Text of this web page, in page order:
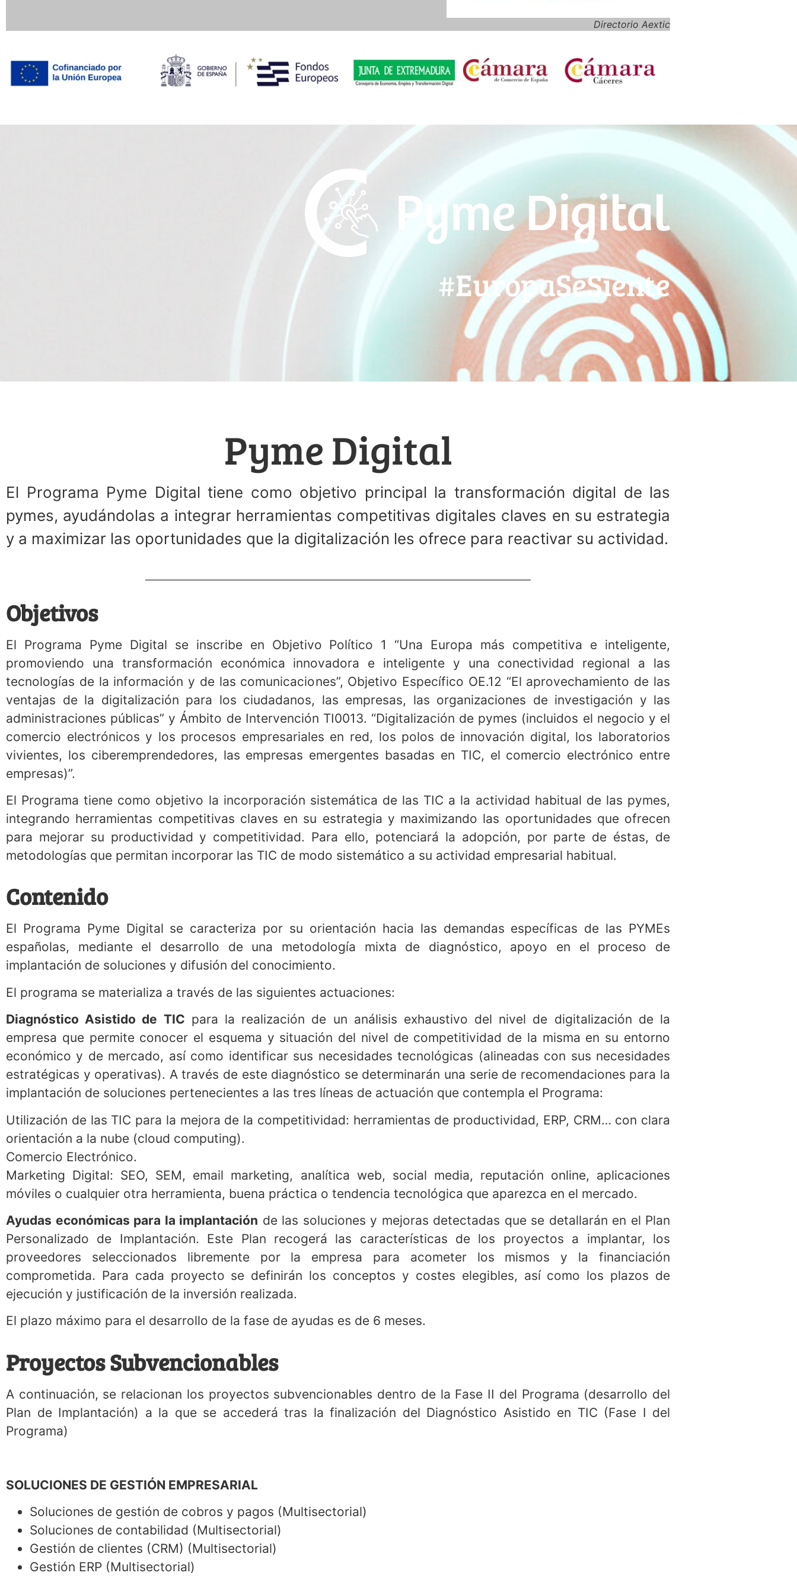
#EuropaSeSiente
Pyme Digital
El Programa Pyme Digital tiene como objetivo principal la transformación digital de las
pymes, ayudándolas a integrar herramientas competitivas digitales claves en su estrategia
y a maximizar las oportunidades que la digitalización les ofrece para reactivar su actividad.
Objetivos
El Programa Pyme Digital se inscribe en Objetivo Político 1 “Una Europa más competitiva e inteligente,
promoviendo una transformación económica innovadora e inteligente y una conectividad regional a las
tecnologías de la información y de las comunicaciones”, Objetivo Específico OE.12 “El aprovechamiento de las
ventajas de la digitalización para los ciudadanos, las empresas, las organizaciones de investigación y las
administraciones públicas” y Ámbito de Intervención TI0013. “Digitalización de pymes (incluidos el negocio y el
comercio electrónicos y los procesos empresariales en red, los polos de innovación digital, los laboratorios
vivientes, los ciberemprendedores, las empresas emergentes basadas en TIC, el comercio electrónico entre
El Programa tiene como objetivo la incorporación sistemática de las TIC a la actividad habitual de las pymes,
integrando herramientas competitivas claves en su estrategia y maximizando las oportunidades que ofrecen
para mejorar su productividad y competitividad. Para ello, potenciará la adopción, por parte de éstas, de
Contenido
El Programa Pyme Digital se caracteriza por su orientación hacia las demandas específicas de las PYMEs
españolas, mediante el desarrollo de una metodología mixta de diagnóstico, apoyo en el proceso de
Diagnóstico Asistido de TICpara la realización de un análisis exhaustivo del nivel de digitalización de la
empresa que permite conocer el esquema y situación del nivel de competitividad de la misma en su entorno
económico y de mercado, así como identificar sus necesidades tecnológicas (alineadas con sus necesidades
estratégicas y operativas). A través de este diagnóstico se determinarán una serie de recomendaciones para la
Utilización de las TIC para la mejora de la competitividad: herramientas de productividad, ERP, CRM… con clara
orientación a la nube (cloud computing).
Comercio Electrónico.
Marketing Digital: SEO, SEM, email marketing, analítica web, social media, reputación online, aplicaciones
Ayudas económicas para la implantaciónde las soluciones y mejoras detectadas que se detallarán en el Plan
Personalizado de Implantación. Este Plan recogerá las características de los proyectos a implantar, los
proveedores seleccionados libremente por la empresa para acometer los mismos y la financiación
comprometida. Para cada proyecto se definirán los conceptos y costes elegibles, así como los plazos de
Proyectos Subvencionables
A continuación, se relacionan los proyectos subvencionables dentro de la Fase II del Programa (desarrollo del
Plan de Implantación) a la que se accederá tras la finalización del Diagnóstico Asistido en TIC (Fase I del
Soluciones de gestión de cobros y pagos (Multisectorial)
Soluciones de contabilidad (Multisectorial)
Gestión de clientes (CRM) (Multisectorial)